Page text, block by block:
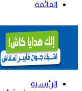
القائمة
الرئيسية